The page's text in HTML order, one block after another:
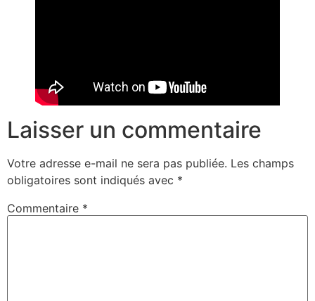
Laisser un commentaire
Votre adresse e-mail ne sera pas publiée. Les champs
obligatoires sont indiqués avec *
Commentaire *